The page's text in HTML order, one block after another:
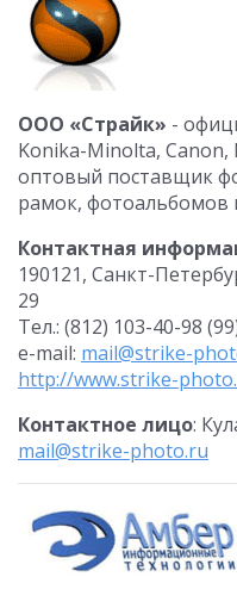
ООО «Страйк» -
Konika-Minolta, Canon,
оптовый поставщик
рамок, фотоальбомов
Контактная
190121, Санкт-
29
Тел.: (812) 103-40-98
e-mail: mail@strike-
http://www.strike-
Контактное лицо:
mail@strike-photo.ru